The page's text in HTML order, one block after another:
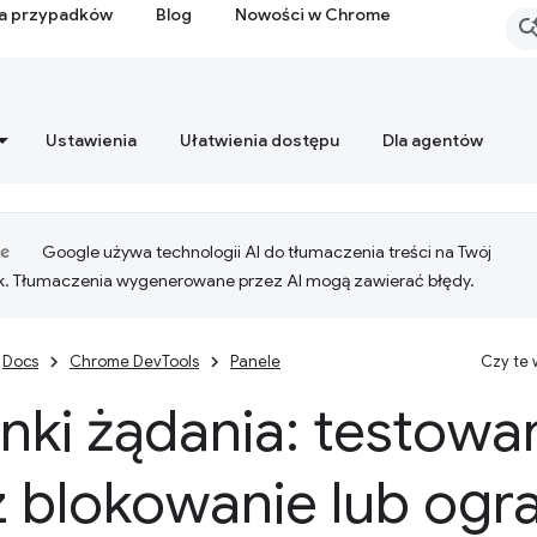
przypadków Blog Nowości w Chrome
Ustawienia Ułatwienia dostępu Dla agentów
Google używa technologii AI do tłumaczenia treści na Twój
Tłumaczenia wygenerowane przez AI mogą zawierać błędy.
Docs Chrome DevTools Panele Czy te
żądania:
blokowanie lub